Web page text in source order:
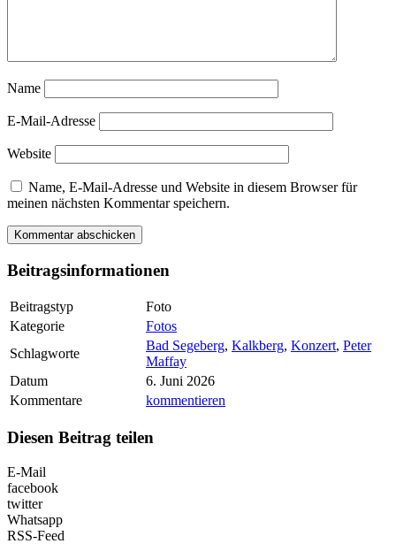
Name
E-Mail-Adresse
Website
Name, E-Mail-Adresse und Website in diesem Browser für
meinen nächsten Kommentar speichern.
Beitragsinformationen
Beitragstyp
Foto
Kategorie
Fotos
Schlagworte
Bad Segeberg, Kalkberg, Konzert, Peter
Maffay
Datum
6. Juni 2026
Kommentare
kommentieren
Diesen Beitrag teilen
E-Mail
facebook
twitter
Whatsapp
RSS-Feed